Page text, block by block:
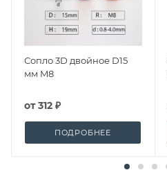
Сопло 3D двойное D15
мм M8
от312 ₽
ПОДРОБНЕЕ